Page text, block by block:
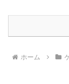
ホーム